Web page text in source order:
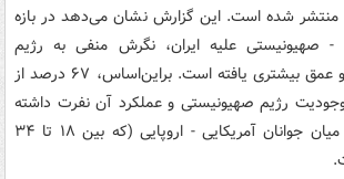
منتشر شده است. این گزارش نشان می‌دهد در بازه
- صهیونیستی علیه ایران، نگرش منفی به رژیم
اشغالگر قدس، دامنه و عمق بیشتری یافته است. براین‌اساس، ۶۷ درصد از
رژیم صهیونیستی و عملکرد آن نفرت داشته
و حتی این میزان، در میان جوانان آمریکایی - اروپایی (که بین ۱۸ تا ۳۴